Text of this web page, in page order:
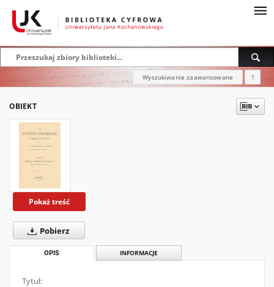
Wyszukiwanie zaawansowane ?
OBIEKT
Pokaż treść
Pobierz
OPIS INFORMACJE
Tytuł: